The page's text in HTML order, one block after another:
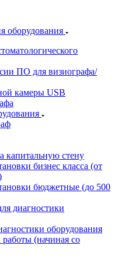
оборудования
ПО для визиографа/
камеры USB
капитальную стену
бизнес класса (от
бюджетные (до 500
диагностики
оборудования
(начиная со